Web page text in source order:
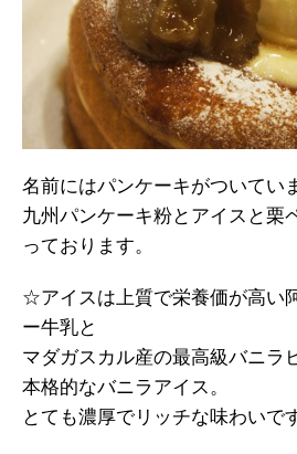
名前にはパンケーキがついてい
九州パンケーキ粉とアイスと栗
っております。
☆アイスは上質で栄養価が高い
ー牛乳と
マダガスカル産の最高級バニラ
本格的なバニラアイス。
とても濃厚でリッチな味わいで